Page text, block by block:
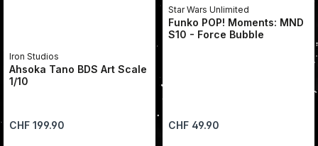
Iron Studios
Ahsoka Tano BDS Art Scale
1/10
Regulärer Preis:
CHF 199.90
Star Wars Unlimited
Funko POP! Moments: MND
S10 - Force Bubble ​
Regulärer Preis:
CHF 49.90